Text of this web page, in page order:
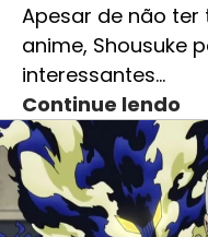
Apesar de não
anime, Shousuke
interessantes…
Continue lendo